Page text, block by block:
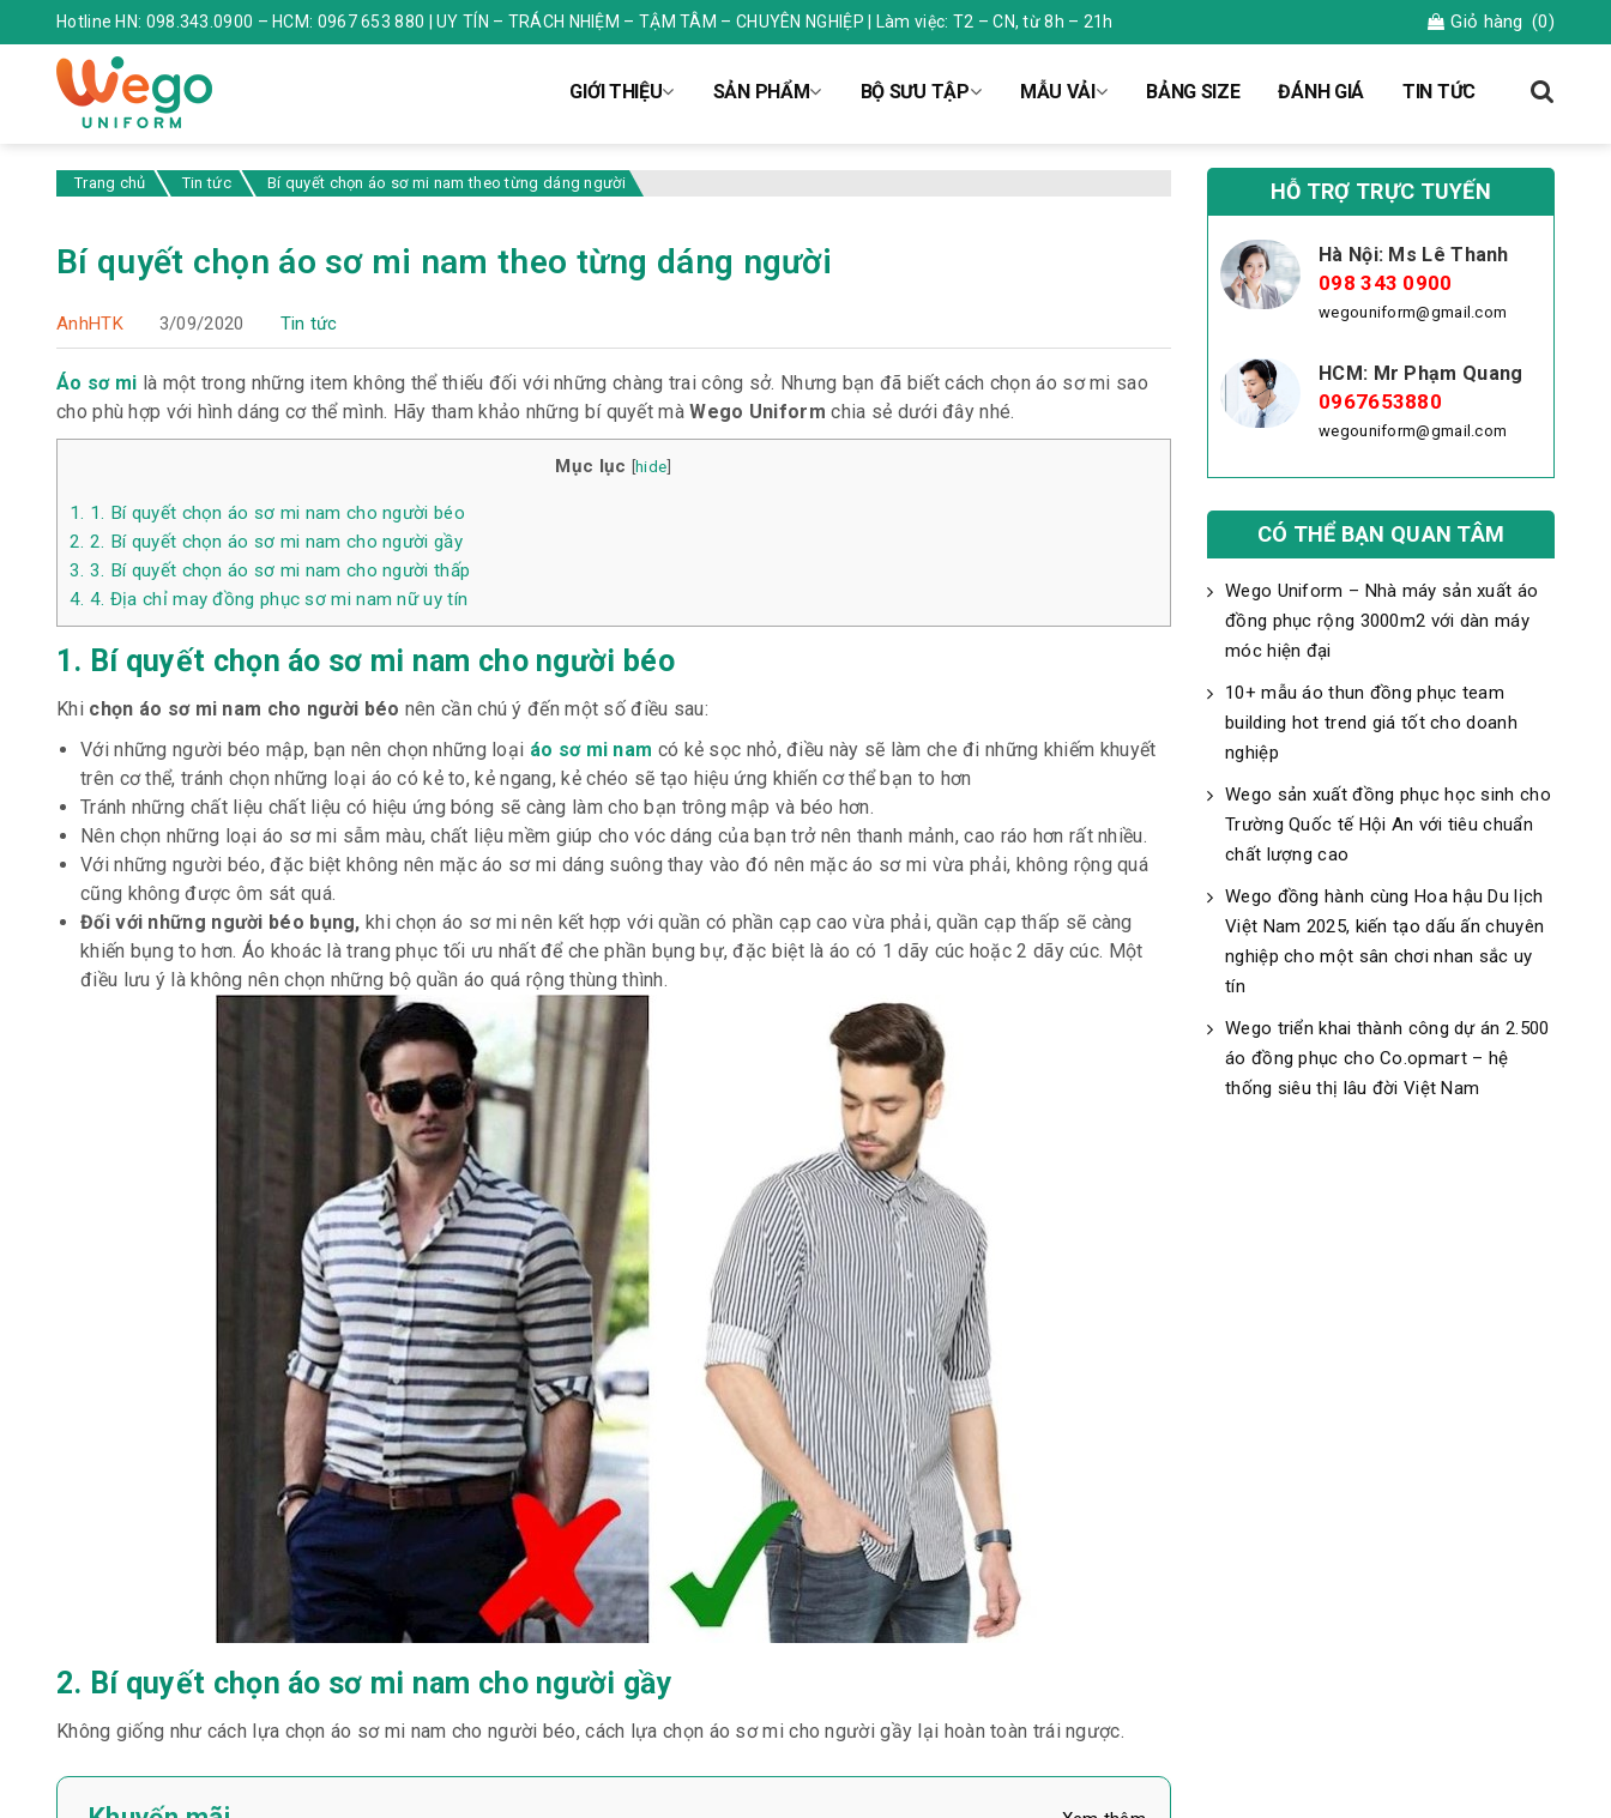
Hotline HN: 098.343.0900 – HCM: 0967 653 880 | UY TÍN – TRÁCH NHIỆM – TẬM TÂM – CHUYÊN NGHIỆP | Làm việc: T2 – CN, từ 8h – 21h Giỏ hàng (0)
GIỚI THIỆU SẢN PHẨM BỘ SƯU TẬP MẪU VẢI BẢNG SIZE ĐÁNH GIÁ TIN TỨC
Trang chủ Tin tức Bí quyết chọn áo sơ mi nam theo từng dáng người
Bí quyết chọn áo sơ mi nam theo từng dáng người
AnhHTK 3/09/2020 Tin tức
Áo sơ mi là một trong những item không thể thiếu đối với những chàng trai công sở. Nhưng bạn đã biết cách chọn áo sơ mi sao
cho phù hợp với hình dáng cơ thể mình. Hãy tham khảo những bí quyết mà Wego Uniform chia sẻ dưới đây nhé.
Mục lục [hide]
1. 1. Bí quyết chọn áo sơ mi nam cho người béo
2. 2. Bí quyết chọn áo sơ mi nam cho người gầy
3. 3. Bí quyết chọn áo sơ mi nam cho người thấp
4. 4. Địa chỉ may đồng phục sơ mi nam nữ uy tín
1. Bí quyết chọn áo sơ mi nam cho người béo
Khi chọn áo sơ mi nam cho người béo nên cần chú ý đến một số điều sau:
Với những người béo mập, bạn nên chọn những loại áo sơ mi nam có kẻ sọc nhỏ, điều này sẽ làm che đi những khiếm khuyết
trên cơ thể, tránh chọn những loại áo có kẻ to, kẻ ngang, kẻ chéo sẽ tạo hiệu ứng khiến cơ thể bạn to hơn
Tránh những chất liệu chất liệu có hiệu ứng bóng sẽ càng làm cho bạn trông mập và béo hơn.
Nên chọn những loại áo sơ mi sẫm màu, chất liệu mềm giúp cho vóc dáng của bạn trở nên thanh mảnh, cao ráo hơn rất nhiều.
Với những người béo, đặc biệt không nên mặc áo sơ mi dáng suông thay vào đó nên mặc áo sơ mi vừa phải, không rộng quá
cũng không được ôm sát quá.
Đối với những người béo bụng, khi chọn áo sơ mi nên kết hợp với quần có phần cạp cao vừa phải, quần cạp thấp sẽ càng
khiến bụng to hơn. Áo khoác là trang phục tối ưu nhất để che phần bụng bự, đặc biệt là áo có 1 dãy cúc hoặc 2 dãy cúc. Một
điều lưu ý là không nên chọn những bộ quần áo quá rộng thùng thình.
2. Bí quyết chọn áo sơ mi nam cho người gầy
Không giống như cách lựa chọn áo sơ mi nam cho người béo, cách lựa chọn áo sơ mi cho người gầy lại hoàn toàn trái ngược.
HỖ TRỢ TRỰC TUYẾN
Hà Nội: Ms Lê Thanh
098 343 0900
wegouniform@gmail.com
HCM: Mr Phạm Quang
0967653880
wegouniform@gmail.com
CÓ THỂ BẠN QUAN TÂM
Wego Uniform – Nhà máy sản xuất áo
đồng phục rộng 3000m2 với dàn máy
móc hiện đại
10+ mẫu áo thun đồng phục team
building hot trend giá tốt cho doanh
nghiệp
Wego sản xuất đồng phục học sinh cho
Trường Quốc tế Hội An với tiêu chuẩn
chất lượng cao
Wego đồng hành cùng Hoa hậu Du lịch
Việt Nam 2025, kiến tạo dấu ấn chuyên
nghiệp cho một sân chơi nhan sắc uy
tín
Wego triển khai thành công dự án 2.500
áo đồng phục cho Co.opmart – hệ
thống siêu thị lâu đời Việt Nam